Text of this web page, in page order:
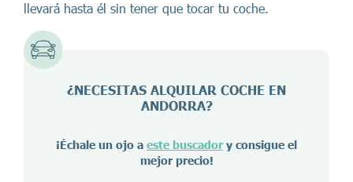
llevará hasta él sin tener que tocar tu coche.
¿NECESITAS ALQUILAR COCHE EN
ANDORRA?
¡Échale un ojo a este buscador y consigue el
mejor precio!